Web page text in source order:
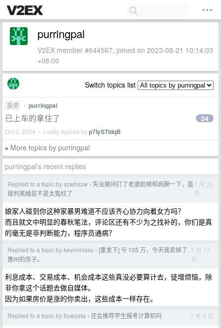
purringpal
V2EX member #644567, joined on 2023-08-21 10:14:03
+08:00
Switch topics list
投资 • purringpal
已上车的拿住了
Oct 3, 2024 • Lastly replied byp7IySTldqB
34
» More topics by purringpal
purringpal's recent replies
Replied to a topic by szwhszw › 失业期间打了老婆脸颊和肩膀一下，直
接判离婚是不是太冤枉了
7 月 20
日
娘家人碰到你这种家暴男难道不应该齐心协力向着女方吗？
而且就文中明显的春秋笔法，评论区还有不少为之找补的，你们是真
的毫无是非判断能力，程序员通病？
Replied to a topic by kevinmissu › [重发下] 亏 105 万，今天我卖掉了
惠州的房子。
7 月 13
日
利息成本、交易成本、机会成本这些真没必要算计去，徒增烦恼，除
非你拿这个话题去做自媒体。
因为如果房价是涨的你卖出，这些成本一样存在。
Replied to a topic by flowzeta › 还会推荐学生报考计算机吗 7 月 9 日